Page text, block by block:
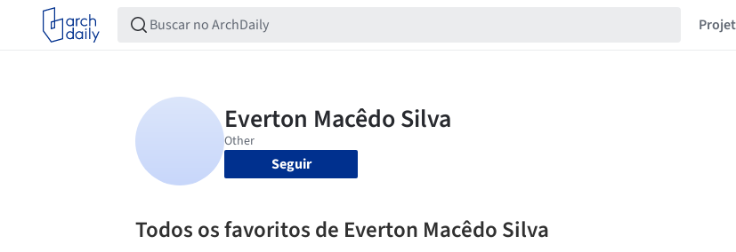
Seguir
Todos os favoritos de Everton Macêdo Silva